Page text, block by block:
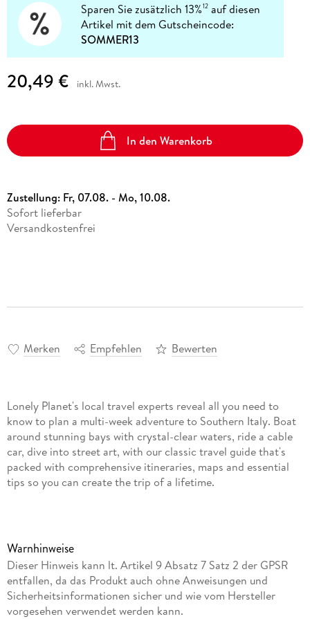
Sparen Sie zusätzlich 13%12 auf diesen
Artikel mit dem Gutscheincode:
SOMMER13
20,49 € inkl. Mwst.
In den Warenkorb
Zustellung: Fr, 07.08. - Mo, 10.08.
Sofort lieferbar
Versandkostenfrei
Merken Empfehlen Bewerten
Lonely Planet's local travel experts reveal all you need to
know to plan a multi-week adventure to Southern Italy. Boat
around stunning bays with crystal-clear waters, ride a cable
car, dive into street art, with our classic travel guide that's
packed with comprehensive itineraries, maps and essential
tips so you can create the trip of a lifetime.
Warnhinweise
Dieser Hinweis kann lt. Artikel 9 Absatz 7 Satz 2 der GPSR
entfallen, da das Produkt auch ohne Anweisungen und
Sicherheitsinformationen sicher und wie vom Hersteller
vorgesehen verwendet werden kann.